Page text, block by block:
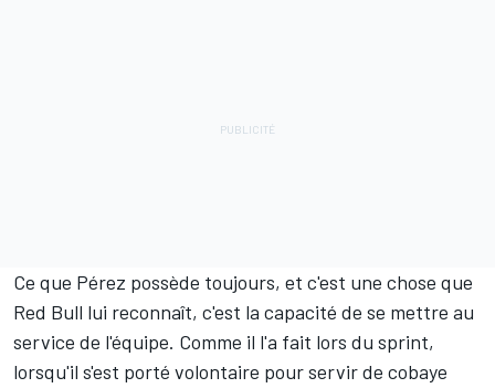
Ce que Pérez possède toujours, et c'est une chose que
Red Bull lui reconnaît, c'est la capacité de se mettre au
service de l'équipe. Comme il l'a fait lors du sprint,
lorsqu'il s'est porté volontaire pour servir de cobaye